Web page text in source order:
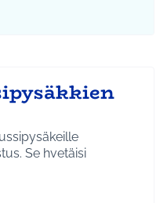
Se hvetäisi